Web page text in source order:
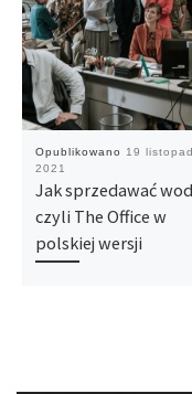
Opublikowano
19
2021
Jak sprzedawać
czyli The Office w
polskiej wersji